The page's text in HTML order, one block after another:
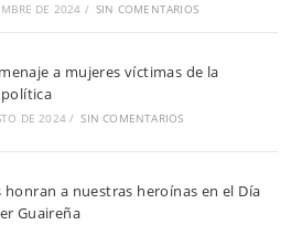
DE 2024 / SIN COMENTARIOS
a mujeres víctimas de la
DE 2024 / SIN COMENTARIOS
honran a nuestras heroínas en el Día
Guaireña